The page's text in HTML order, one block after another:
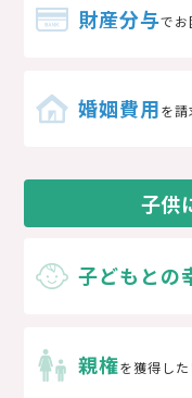
財産分与でお
婚姻費用を
子供
子どもとの
親権を獲得し